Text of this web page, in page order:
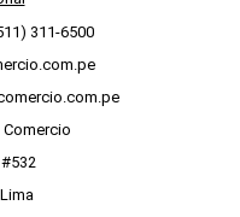
311-6500
Comercio